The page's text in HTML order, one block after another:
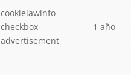
cookielawinfo-
checkbox-
advertisement
1 año